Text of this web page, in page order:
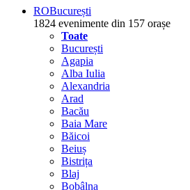
ROBucurești
1824 evenimente din 157 orașe
Toate
București
Agapia
Alba Iulia
Alexandria
Arad
Bacău
Baia Mare
Băicoi
Beiuș
Bistrița
Blaj
Bobâlna